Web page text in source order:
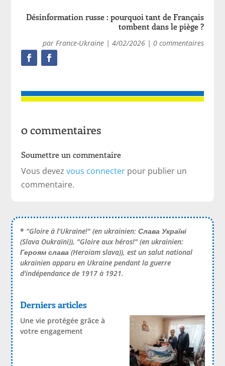
Désinformation russe : pourquoi tant de Français
tombent dans le piège ?
par France-Ukraine| 4/02/2026| 0 commentaires
0 commentaires
Soumettre un commentaire
Vous devezvous connecter pour publier un
commentaire.
* "Gloire à l'Ukraine!" (en ukrainien:Слава Україні
(Slava Oukraïni)), "Gloire aux héros!" (en ukrainien:
Героям слава (Heroiam slava)), est un salut national
ukrainien apparu en Ukraine pendant la guerre
d'indépendance de 1917 à 1921.
Derniers articles
Une vie protégée grâce à
votre engagement